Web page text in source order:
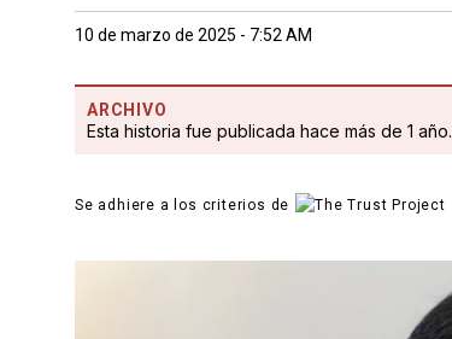
10 de marzo de 2025 - 7:52 AM
ARCHIVO
Esta historia fue publicada hace más de 1 año.
Se adhiere a los criterios de